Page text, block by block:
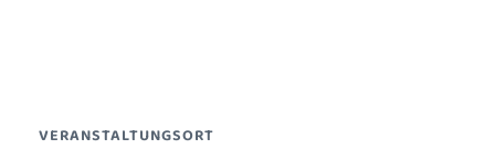
VERANSTALTUNGSORT